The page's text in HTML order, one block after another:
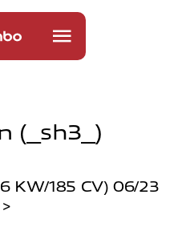
(_sh3_)
KW/185 CV) 06/23
>